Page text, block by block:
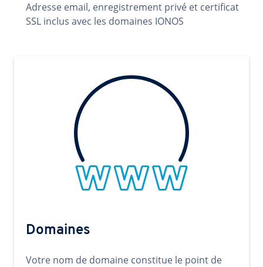
Adresse email, enregistrement privé et certificat
SSL inclus avec les domaines IONOS
Domaines
Votre nom de domaine constitue le point de